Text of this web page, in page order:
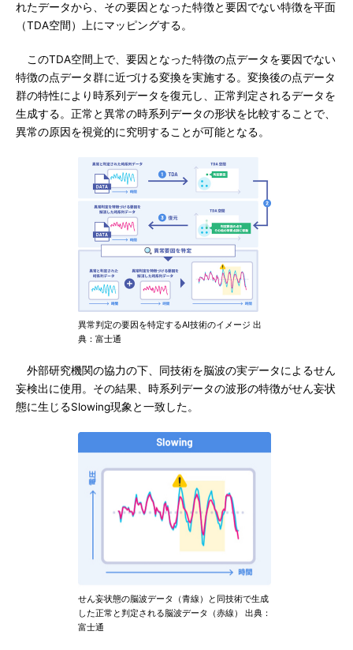
れたデータから、その要因となった特徴と要因でない特徴を平面
（TDA空間）上にマッピングする。
このTDA空間上で、要因となった特徴の点データを要因でない
特徴の点データ群に近づける変換を実施する。変換後の点データ
群の特性により時系列データを復元し、正常判定されるデータを
生成する。正常と異常の時系列データの形状を比較することで、
異常の原因を視覚的に究明することが可能となる。
異常判定の要因を特定するAI技術のイメージ 出
典：富士通
外部研究機関の協力の下、同技術を脳波の実データによるせん
妄検出に使用。その結果、時系列データの波形の特徴がせん妄状
態に生じるSlowing現象と一致した。
せん妄状態の脳波データ（青線）と同技術で生成
した正常と判定される脳波データ（赤線） 出典：
富士通